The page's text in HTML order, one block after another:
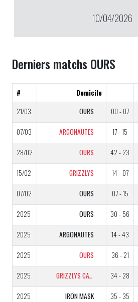
10/04/2026
Derniers matchs OURS
# Domicile
21/03
OURS 00 - 07
07/03 ARGONAUTES 17 - 15
28/02 OURS 42 - 23
15/02 GRIZZLYS 14 - 07
07/02 OURS 07 - 15
2025 OURS 30 - 56
2025 ARGONAUTES 14 - 43
2025 OURS 36 - 21
2025 GRIZZLYS CATALANS 34 - 28
2025 IRON MASK 35 - 35